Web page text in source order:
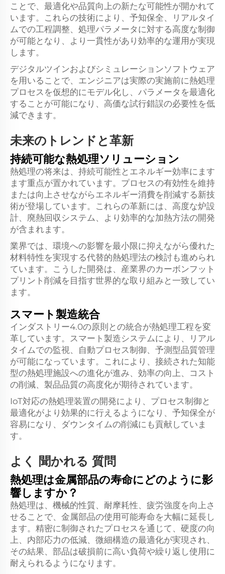
ことで、最適化や品質向上の新たな可能性が開かれて
います。これらの技術により、予知保全、リアルタイ
ムでの工程調整、処理パラメータに対する高度な制御
が可能となり、より一貫性があり効率的な運用が実現
します。
デジタルツインおよびシミュレーションソフトウェア
を用いることで、エンジニアは実際の実施前に熱処理
プロセスを仮想的にモデル化し、パラメータを最適化
することが可能になり、高価な試行錯誤の必要性を低
減できます。
未来のトレンドと革新
持続可能な熱処理ソリューション
熱処理の将来は、持続可能性とエネルギー効率にます
ます重点が置かれています。プロセスの有効性を維持
または向上させながらエネルギー消費を削減する新技
術が登場しています。これらの革新には、高度な炉設
計、廃熱回収システム、より効率的な加熱方法の開発
が含まれます。
業界では、環境への影響を最小限に抑えながら優れた
材料特性を実現する代替的熱処理法の検討も進められ
ています。こうした開発は、産業界のカーボンフット
プリント削減を目指す世界的な取り組みと一致してい
ます。
スマート製造統合
インダストリー4.0の原則との統合が熱処理工程を変
革しています。スマート製造システムにより、リアル
タイムでの監視、自動プロセス制御、予測型品質管理
が可能になっています。これにより、接続された知能
型の熱処理施設への進化が進み、効率の向上、コスト
の削減、製品品質の高度化が期待されています。
IoT対応の熱処理装置の開発により、プロセス制御と
最適化がより効果的に行えるようになり、予知保全が
容易になり、ダウンタイムの削減にも貢献していま
す。
よく 聞かれる 質問
熱処理は金属部品の寿命にどのように影
響しますか？
熱処理は、機械的性質、耐摩耗性、疲労強度を向上さ
せることで、金属部品の使用可能寿命を大幅に延長し
ます。精密に制御されたプロセスを通じて、硬度の向
上、内部応力の低減、微細構造の最適化が実現され、
その結果、部品は破損前に高い負荷や繰り返し使用に
耐えられるようになります。